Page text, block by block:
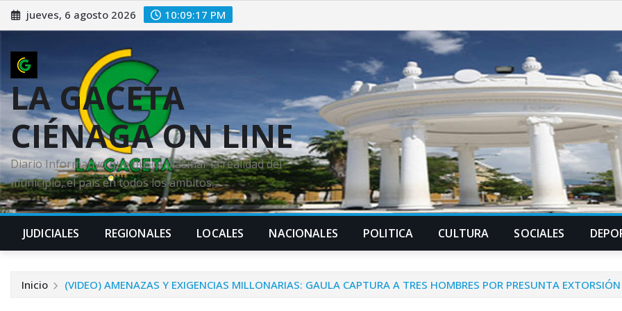
Saltar
al
jueves, 6 agosto 2026 10:09:18 PM
LA GACETA
CIÉNAGA ON LINE
Diario Informativo que busca plasmar la realidad del
municipio, el país en todos los ámbitos.
JUDICIALES REGIONALES LOCALES NACIONALES POLITICA CULTURA SOCIALES
Inicio (VIDEO) AMENAZAS Y EXIGENCIAS MILLONARIAS: GAULA CAPTURA A TRES HOMBRES POR PRESUNTA EXTORSIÓN